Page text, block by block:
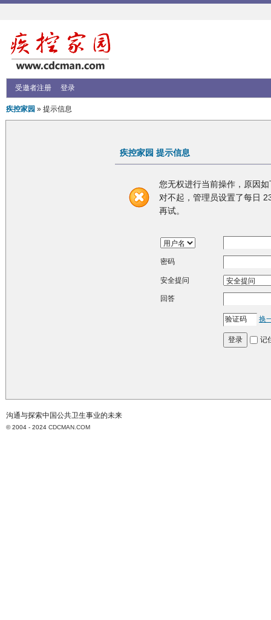
受邀者注册 登录
疾控家园 » 提示信息
疾控家园 提示信息
您无权进行当前操作，原因如
对不起，管理员设置了每日
再试。
密码
安全提问
回答
换
登录 记
沟通与探索中国公共卫生事业的未来
© 2004 - 2024 CDCMAN.COM